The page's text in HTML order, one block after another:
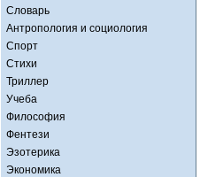
Словарь
Антропология и социология
Спорт
Стихи
Триллер
Учеба
Философия
Фентези
Эзотерика
Экономика